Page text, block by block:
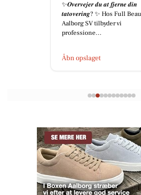
✨𝑶𝒗𝒆𝒓𝒗𝒆𝒋𝒆𝒓 𝒅𝒖 𝒂𝒕 𝒇𝒋𝒆𝒓𝒏𝒆 𝒅𝒊𝒏
𝒕𝒂𝒕𝒐𝒗𝒆𝒓𝒊𝒏𝒈? ✨ Hos Full
Aalborg SV tilbyder vi
professione...
Åbn opslaget